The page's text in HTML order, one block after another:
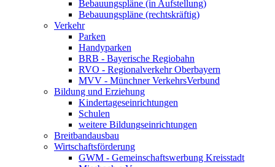
Bebauungspläne (in Aufstellung)
Bebauungspläne (rechtskräftig)
Verkehr
Parken
Handyparken
BRB - Bayerische Regiobahn
RVO - Regionalverkehr Oberbayern
MVV - Münchner VerkehrsVerbund
Bildung und Erziehung
Kindertageseinrichtungen
Schulen
weitere Bildungseinrichtungen
Breitbandausbau
Wirtschaftsförderung
GWM - Gemeinschaftswerbung Kreisstadt